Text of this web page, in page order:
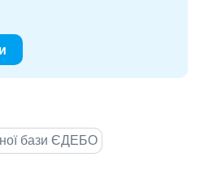
бази ЄДЕБО